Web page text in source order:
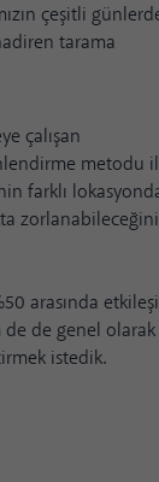
çeşitli
tarama
çalışan
metodu
farklı
zorlanabileceğini
arasında
de genel olarak
istedik.